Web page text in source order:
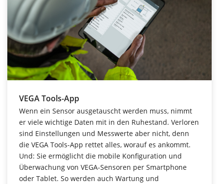
VEGA Tools-App
Wenn ein Sensor ausgetauscht werden muss, nimmt
er viele wichtige Daten mit in den Ruhestand. Verloren
sind Einstellungen und Messwerte aber nicht, denn
die VEGA Tools-App rettet alles, woraufes ankommt.
Und: Sie ermöglicht die mobile Konfiguration und
Überwachung von VEGA-Sensoren per Smartphone
oder Tablet. So werden auch Wartung und